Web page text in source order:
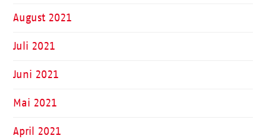
August 2021
Juli 2021
Juni 2021
Mai 2021
April 2021